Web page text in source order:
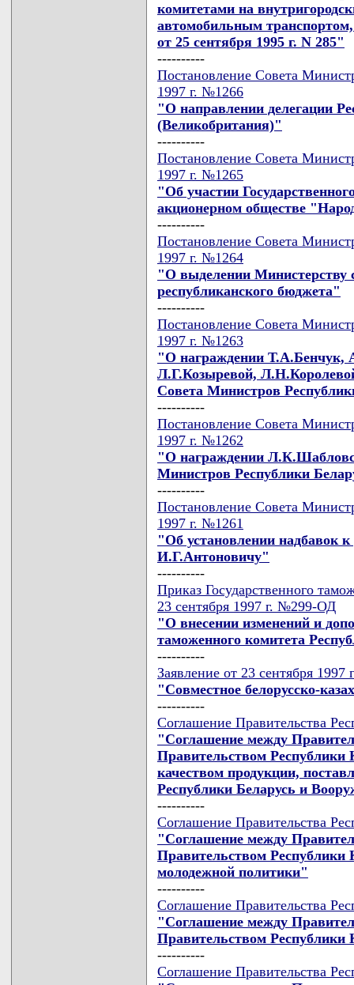
комитетами на
автомобильным
от 25 сентября 1995 г. N 285"
----------
Постановление Совета
1997 г. №1266
"О направлении делегации
(Великобритания)"
----------
Постановление Совета
1997 г. №1265
"Об участии
акционерном обществе
----------
Постановление Совета
1997 г. №1264
"О выделении Министерству
республиканского бюджета"
----------
Постановление Совета
1997 г. №1263
"О награждении Т.А.Бенчук,
Л.Г.Козыревой,
Совета Министров
----------
Постановление Совета
1997 г. №1262
"О награждении
Министров Республики
----------
Постановление Совета
1997 г. №1261
"Об установлении надбавок
И.Г.Антоновичу"
----------
Приказ Государственного
23 сентября 1997 г. №299-ОД
"О внесении изменений и
таможенного комитета
----------
Заявление от 23 сентября 1997
"Совместное белорусско-
----------
Соглашение Правительства
"Соглашение между
Правительством Республики
качеством продукции,
Республики Беларусь и
----------
Соглашение Правительства
"Соглашение между
Правительством Республики
молодежной политики"
----------
Соглашение Правительства
"Соглашение между
Правительством Республики
----------
Соглашение Правительства